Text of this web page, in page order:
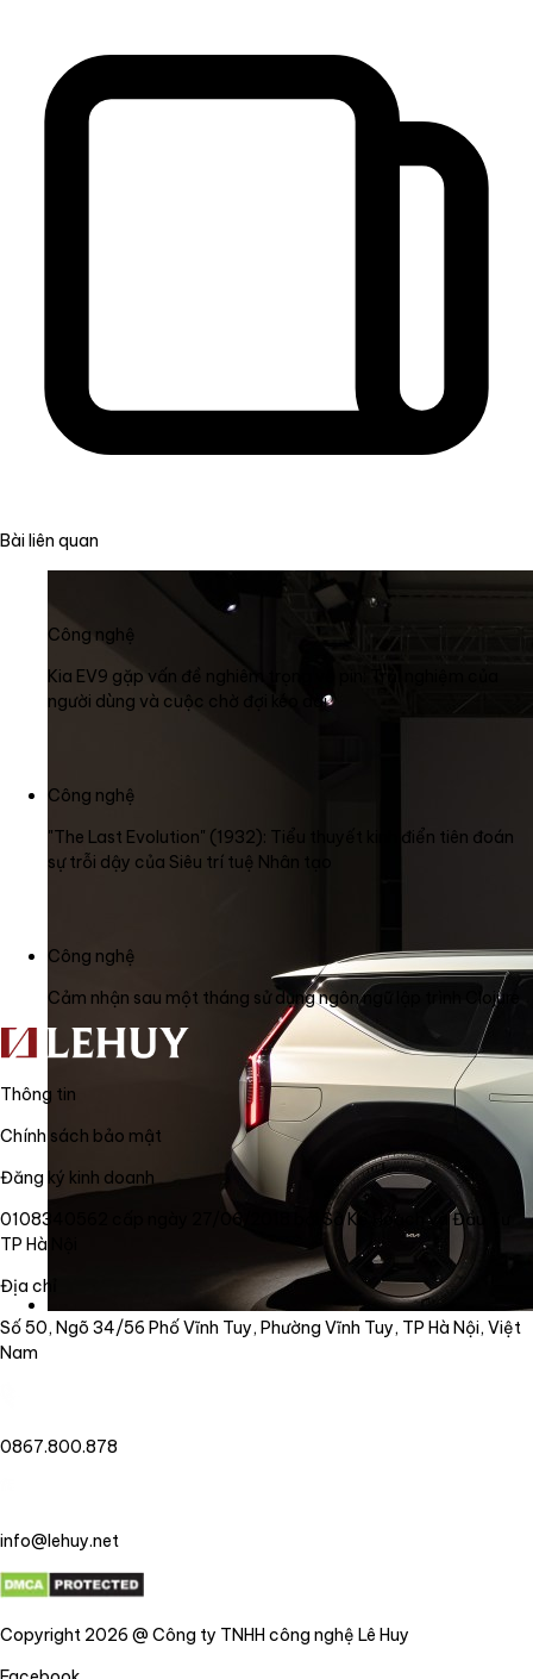
Bài liên quan
Công nghệ
Kia EV9 gặp vấn đề nghiêm trọng về pin: Trải nghiệm của
người dùng và cuộc chờ đợi kéo dài
Công nghệ
"The Last Evolution" (1932): Tiểu thuyết kinh điển tiên đoán
sự trỗi dậy của Siêu trí tuệ Nhân tạo
Công nghệ
Cảm nhận sau một tháng sử dụng ngôn ngữ lập trình Clojure
Thông tin
Chính sách bảo mật
Đăng ký kinh doanh
0108340562 cấp ngày 27/06/2018 bởi Sở Kế Hoạch và Đầu Tư
TP Hà Nội
Địa chỉ
Số 50, Ngõ 34/56 Phố Vĩnh Tuy, Phường Vĩnh Tuy, TP Hà Nội, Việt
Nam
0867.800.878
info@lehuy.net
Copyright 2026 @ Công ty TNHH công nghệ Lê Huy